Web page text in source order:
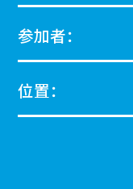
参加者：
位置：